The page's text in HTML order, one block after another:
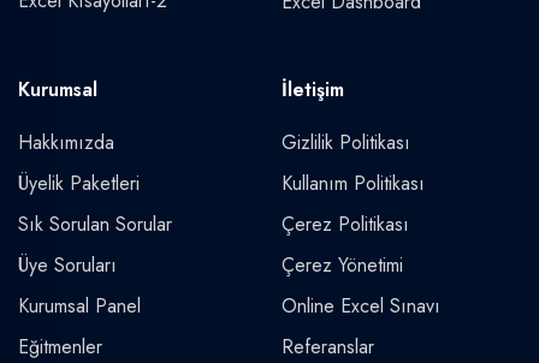
Kurumsal
Hakkımızda
Üyelik Paketleri
Sık Sorulan Sorular
Üye Soruları
Kurumsal Panel
Eğitmenler
İletişim
Gizlilik Politikası
Kullanım Politikası
Çerez Politikası
Çerez Yönetimi
Online Excel Sınavı
Referanslar